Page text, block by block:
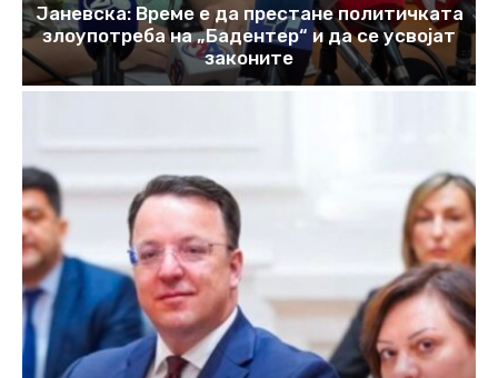
Јаневска: Време е да престане политичката
злоупотреба на „Бадентер“ и да се усвојат
законите